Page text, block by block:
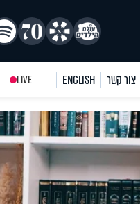
צור קשר ENGLISH
LIVE